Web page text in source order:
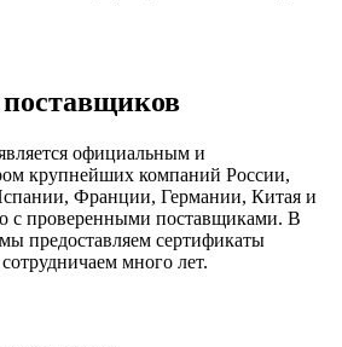
официальным и
крупнейших компаний России,
Франции, Германии, Китая и
с проверенными поставщиками. В
предоставляем сертификаты
много лет.